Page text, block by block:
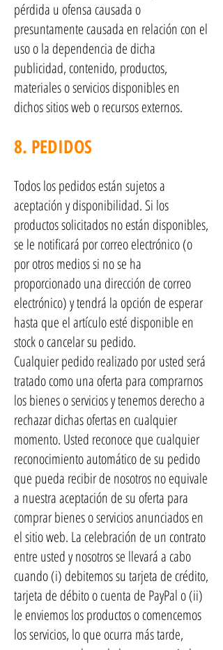
pérdida u ofensa causada o
presuntamente causada en relación con el
uso o la dependencia de dicha
publicidad, contenido, productos,
materiales o servicios disponibles en
dichos sitios web o recursos externos.
8. PEDIDOS
Todos los pedidos están sujetos a
aceptación y disponibilidad. Si los
productos solicitados no están disponibles,
se le notificará por correo electrónico (o
por otros medios si no se ha
proporcionado una dirección de correo
electrónico) y tendrá la opción de esperar
hasta que el artículo esté disponible en
stock o cancelar su pedido.
Cualquier pedido realizado por usted será
tratado como una oferta para comprarnos
los bienes o servicios y tenemos derecho a
rechazar dichas ofertas en cualquier
momento. Usted reconoce que cualquier
reconocimiento automático de su pedido
que pueda recibir de nosotros no equivale
a nuestra aceptación de su oferta para
comprar bienes o servicios anunciados en
el sitio web. La celebración de un contrato
entre usted y nosotros se llevará a cabo
cuando (i) debitemos su tarjeta de crédito,
tarjeta de débito o cuenta de PayPal o (ii)
le enviemos los productos o comencemos
los servicios, lo que ocurra más tarde,